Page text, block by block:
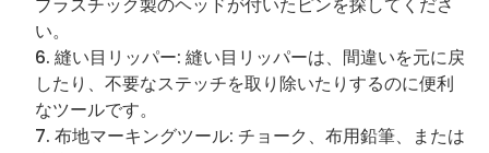
プラスチック製のヘッドが付いたピンを探してくださ
い。
縫い目リッパー: 縫い目リッパーは、間違いを元に戻
したり、不要なステッチを取り除いたりするのに便利
なツールです。
布地マーキングツール: チョーク、布用鉛筆、または